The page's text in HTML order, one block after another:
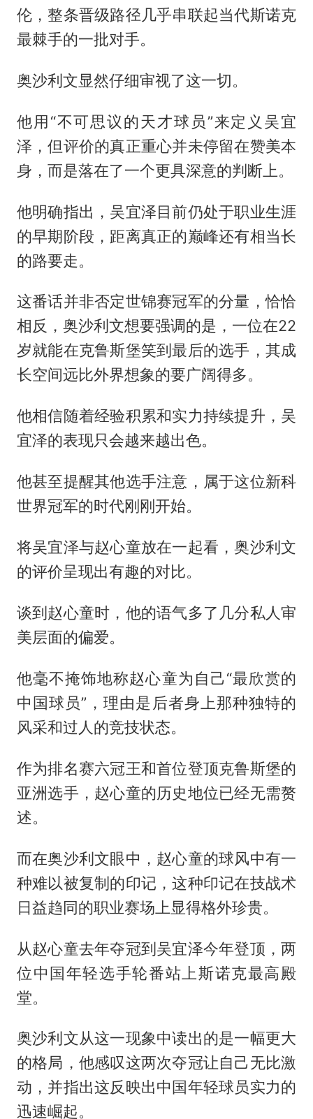
伦，整条晋级路径几乎串联起当代斯诺克
最棘手的一批对手。
奥沙利文显然仔细审视了这一切。
他用“不可思议的天才球员”来定义吴宜
泽，但评价的真正重心并未停留在赞美本
身，而是落在了一个更具深意的判断上。
他明确指出，吴宜泽目前仍处于职业生涯
的早期阶段，距离真正的巅峰还有相当长
的路要走。
这番话并非否定世锦赛冠军的分量，恰恰
相反，奥沙利文想要强调的是，一位在22
岁就能在克鲁斯堡笑到最后的选手，其成
长空间远比外界想象的要广阔得多。
他相信随着经验积累和实力持续提升，吴
宜泽的表现只会越来越出色。
他甚至提醒其他选手注意，属于这位新科
世界冠军的时代刚刚开始。
将吴宜泽与赵心童放在一起看，奥沙利文
的评价呈现出有趣的对比。
谈到赵心童时，他的语气多了几分私人审
美层面的偏爱。
他毫不掩饰地称赵心童为自己“最欣赏的
中国球员”，理由是后者身上那种独特的
风采和过人的竞技状态。
作为排名赛六冠王和首位登顶克鲁斯堡的
亚洲选手，赵心童的历史地位已经无需赘
述。
而在奥沙利文眼中，赵心童的球风中有一
种难以被复制的印记，这种印记在技战术
日益趋同的职业赛场上显得格外珍贵。
从赵心童去年夺冠到吴宜泽今年登顶，两
位中国年轻选手轮番站上斯诺克最高殿
堂。
奥沙利文从这一现象中读出的是一幅更大
的格局，他感叹这两次夺冠让自己无比激
动，并指出这反映出中国年轻球员实力的
迅速崛起。